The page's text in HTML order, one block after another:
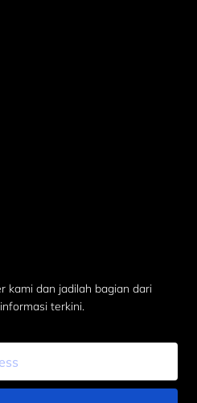
kami dan jadilah bagian dari
terkini.